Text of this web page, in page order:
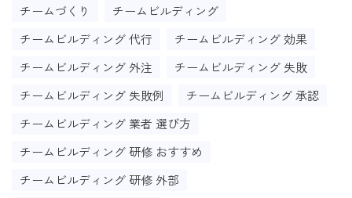
チームづくり
チームビルディング
チームビルディング 代行
チームビルディング 効果
チームビルディング 外注
チームビルディング 失敗
チームビルディング 失敗例
チームビルディング 承認
チームビルディング 業者 選び方
チームビルディング 研修 おすすめ
チームビルディング 研修 外部